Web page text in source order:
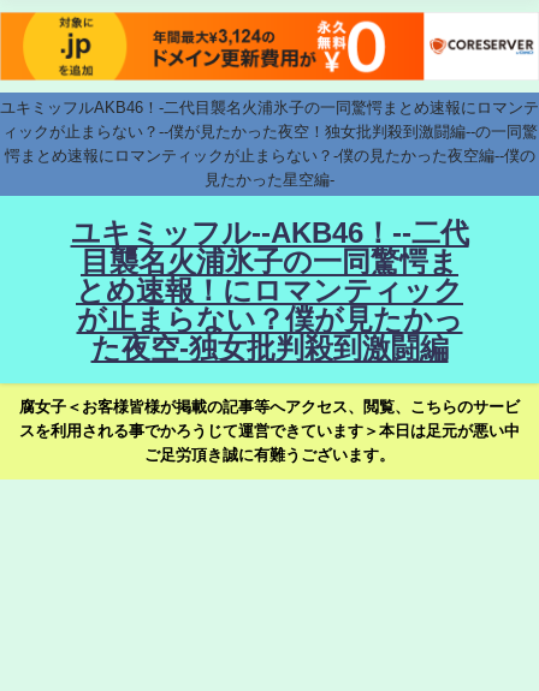
ユキミッフルAKB46！-二代目襲名火浦氷子の一同驚愕まとめ速報にロマンテ
ィックが止まらない？--僕が見たかった夜空！独女批判殺到激闘編--の一同驚
愕まとめ速報にロマンティックが止まらない？-僕の見たかった夜空編--僕の
見たかった星空編-
ユキミッフル--AKB46！--二代
目襲名火浦氷子の一同驚愕ま
とめ速報！にロマンティック
が止まらない？僕が見たかっ
た夜空-独女批判殺到激闘編
腐女子＜お客様皆様が掲載の記事等へアクセス、閲覧、こちらのサービ
スを利用される事でかろうじて運営できています＞本日は足元が悪い中
ご足労頂き誠に有難うございます。